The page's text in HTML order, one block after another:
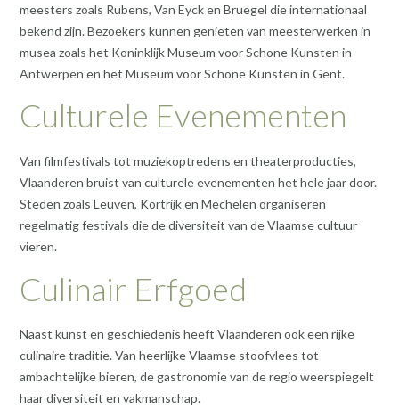
meesters zoals Rubens, Van Eyck en Bruegel die internationaal
bekend zijn. Bezoekers kunnen genieten van meesterwerken in
musea zoals het Koninklijk Museum voor Schone Kunsten in
Antwerpen en het Museum voor Schone Kunsten in Gent.
Culturele Evenementen
Van filmfestivals tot muziekoptredens en theaterproducties,
Vlaanderen bruist van culturele evenementen het hele jaar door.
Steden zoals Leuven, Kortrijk en Mechelen organiseren
regelmatig festivals die de diversiteit van de Vlaamse cultuur
vieren.
Culinair Erfgoed
Naast kunst en geschiedenis heeft Vlaanderen ook een rijke
culinaire traditie. Van heerlijke Vlaamse stoofvlees tot
ambachtelijke bieren, de gastronomie van de regio weerspiegelt
haar diversiteit en vakmanschap.